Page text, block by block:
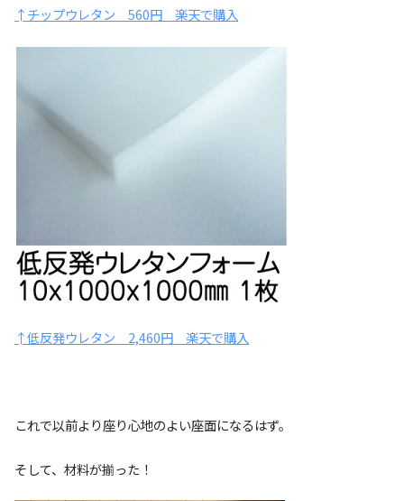
↑チップウレタン 560円 楽天で購入
↑低反発ウレタン 2,460円 楽天で購入
これで以前より座り心地のよい座面になるはず。
そして、材料が揃った！